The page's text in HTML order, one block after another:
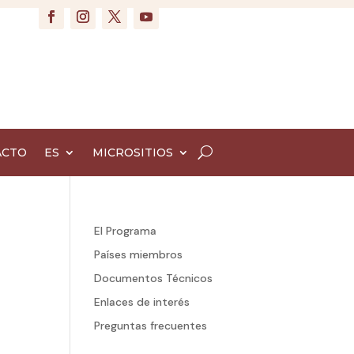
ES MICROSITIOS
El Programa
Países miembros
Documentos Técnicos
Enlaces de interés
Preguntas frecuentes